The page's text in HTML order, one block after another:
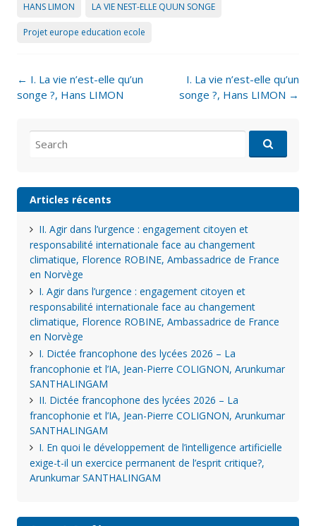
HANS LIMON LA VIE NEST-ELLE QUUN SONGE
Projet europe education ecole
Post
navigation
← I. La vie n’est-elle qu’un
songe ?, Hans LIMON
I. La vie n’est-elle qu’un
songe ?, Hans LIMON →
for:
Articles récents
II. Agir dans l’urgence : engagement citoyen et
responsabilité internationale face au changement
climatique, Florence ROBINE, Ambassadrice de France
en Norvège
I. Agir dans l’urgence : engagement citoyen et
responsabilité internationale face au changement
climatique, Florence ROBINE, Ambassadrice de France
en Norvège
I. Dictée francophone des lycées 2026 – La
francophonie et l’IA, Jean-Pierre COLIGNON, Arunkumar
SANTHALINGAM
II. Dictée francophone des lycées 2026 – La
francophonie et l’IA, Jean-Pierre COLIGNON, Arunkumar
SANTHALINGAM
I. En quoi le développement de l’intelligence artificielle
exige-t-il un exercice permanent de l’esprit critique?,
Arunkumar SANTHALINGAM